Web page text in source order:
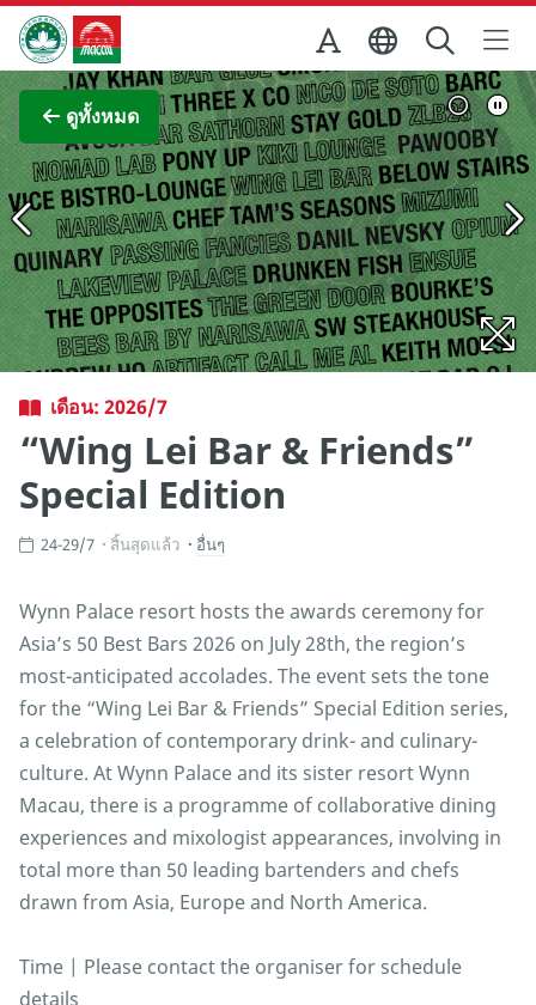
Skip to Main Content
สำนักงานการท่องเที่ยวของรัฐบาลมาเก๊า
ดูทั้งหมด
ภาพขยาย
เดือน: 2026/7
“Wing Lei Bar & Friends”
Special Edition
24-29/7 สิ้นสุดแล้ว อื่นๆ
Wynn Palace resort hosts the awards ceremony for
Asia’s 50 Best Bars 2026 on July 28th, the region’s
most-anticipated accolades. The event sets the tone
for the “Wing Lei Bar & Friends” Special Edition series,
a celebration of contemporary drink- and culinary-
culture. At Wynn Palace and its sister resort Wynn
Macau, there is a programme of collaborative dining
experiences and mixologist appearances, involving in
total more than 50 leading bartenders and chefs
drawn from Asia, Europe and North America.
Time | Please contact the organiser for schedule
details